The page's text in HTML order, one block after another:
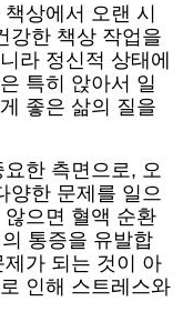
상에서 오랜 시
강한 책상 작업을
라 정신적 상태에
특히 앉아서 일
좋은 삶의 질을
한 측면으로, 오
양한 문제를 일으
으면 혈액 순환
통증을 유발합
가 되는 것이 아
인해 스트레스와